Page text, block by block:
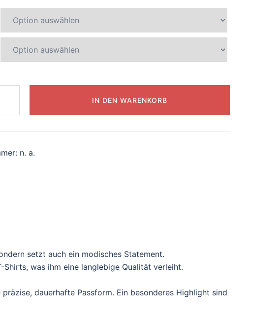
IN DEN WARENKORB
n. a.
setzt auch ein modisches Statement.
was ihm eine langlebige Qualität verleiht.
dauerhafte Passform. Ein besonderes Highlight sind